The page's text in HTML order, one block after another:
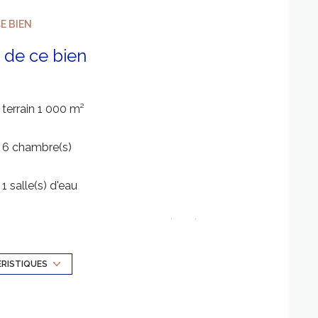
BIEN
ce bien
terrain 1 000 m²
6 chambre(s)
1 salle(s) d'eau
Chauffage individuel : chaudière (fioul)
5 parking(s)